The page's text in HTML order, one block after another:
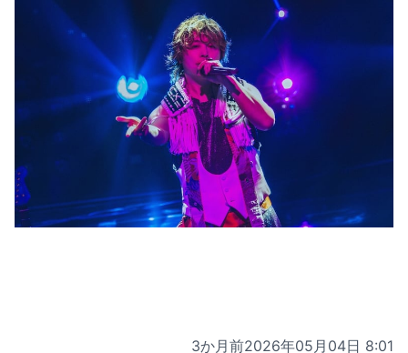
3か月前2026年05月04日 8:01